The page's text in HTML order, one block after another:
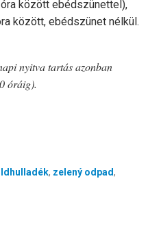
között ebédszünettel),
között, ebédszünet nélkül.
nyitva tartás azonban
óráig).
, zelený odpad,